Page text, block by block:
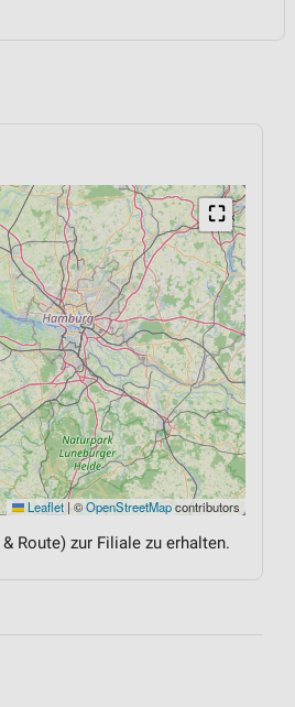
⛶
Leaflet | ©OpenStreetMapcontributors
Route) zur Filiale zu erhalten.